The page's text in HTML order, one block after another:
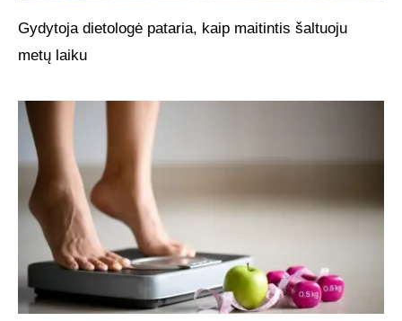
Gydytoja dietologė pataria, kaip maitintis šaltuoju
metų laiku